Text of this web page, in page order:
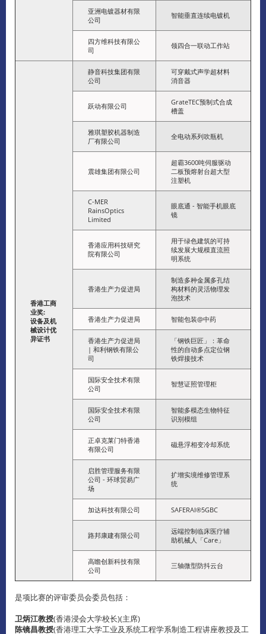
亚洲电镀器材有限
公司
智能垂直连续电镀机
四方维科技有限公
司
领四合一联动工作站
香港工商
业奖:
设备及机
械设计优
异证书
静音科技集团有限
公司
可穿戴式声学超材料
消音器
跃动有限公司
GrateTEC预制式合成
槽盖
雅琪塑胶机器制造
厂有限公司
全电动系列吹瓶机
震雄集团有限公司
超霸3600吨伺服驱动
二板预熔射台超大型
注塑机
C-MER
RainsOptics
Limited
眼底通 - 智能手机眼底
镜
香港应用科技研究
院有限公司
用于绿色建筑的可持
续发展大规模直流照
明系统
香港生产力促进局
制造多种金属多孔结
构材料的灵活物理发
泡技术
香港生产力促进局 智能包装@中药
香港生产力促进局
| 和利钢铁有限公
司
「钢铁巨匠」：革命
性的自动多点定位钢
铁焊接技术
国际安全技术有限
公司
智慧证照管理柜
国际安全技术有限
公司
智能多模态生物特征
识别模组
正卓克莱门特香港
有限公司
磁悬浮相变冷却系统
启胜管理服务有限
公司 - 环球贸易广
场
扩增实境维修管理系
统
加达科技有限公司 SAFERAI®5GBC
路邦康建有限公司
远端控制临床医疗辅
助机械人「Care」
高瞻创新科技有限
公司
三轴微型防抖云台
是项比赛的评审委员会委员包括：
卫炳江教授(香港浸会大学校长)(主席)
陈镜昌教授(香港理工大学工业及系统工程学系制造工程讲座教授及工